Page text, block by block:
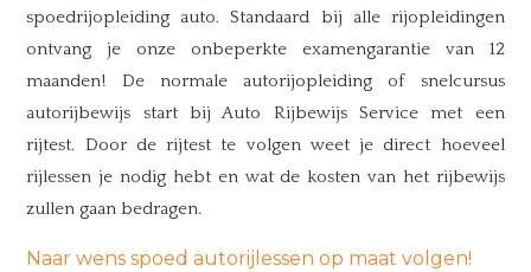
spoedrijopleiding auto. Standaard bij alle rijopleidingen
ontvang je onze onbeperkte examengarantie van 12
maanden! De normale autorijopleiding of snelcursus
autorijbewijs start bij Auto Rijbewijs Service met een
rijtest. Door de rijtest te volgen weet je direct hoeveel
rijlessen je nodig hebt en wat de kosten van het rijbewijs
zullen gaan bedragen.
Naar wens spoed autorijlessen op maat volgen!